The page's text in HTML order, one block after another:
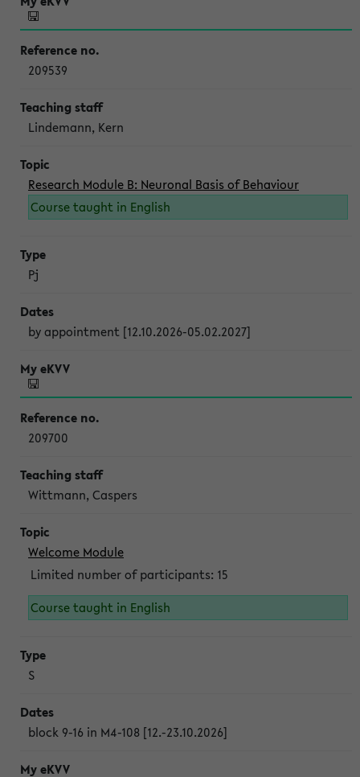
209539
Lindemann, Kern
Research Module B: Neuronal Basis of Behaviour
Course taught in English
Pj
by appointment [12.10.2026-05.02.2027]
209700
Wittmann, Caspers
Welcome Module
Limited number of participants: 15
Course taught in English
S
block 9-16 in M4-108 [12.-23.10.2026]